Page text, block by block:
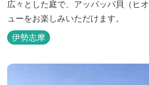
広々とした庭で、アッパッパ貝（ヒ
ューをお楽しみいただけます。
伊勢志摩